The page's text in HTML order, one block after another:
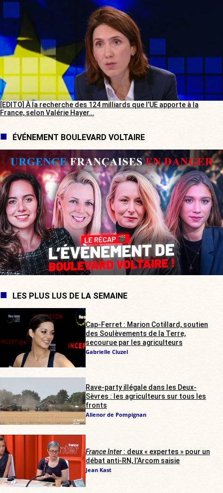
[EDITO] À la recherche des 124 milliards que l’UE apporte à la
France, selon Valérie Hayer…
ÉVÉNEMENT BOULEVARD VOLTAIRE
LES PLUS LUS DE LA SEMAINE
Cap-Ferret : Marion Cotillard, soutien
des Soulèvements de la Terre,
secourue par les agriculteurs
Gabrielle Cluzel
Rave-party illégale dans les Deux-
Sèvres : les agriculteurs sur tous les
fronts
Alienor de Pompignan
France Inter: deux « expertes » pour un
débat anti-RN, l’Arcom saisie
Jean Kast